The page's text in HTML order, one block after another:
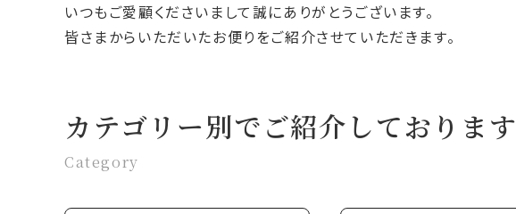
いつもご愛顧くださいまして誠にありがとうございます。
皆さまからいただいたお便りをご紹介させていただきます。
カテゴリー別でご紹介しております
Category